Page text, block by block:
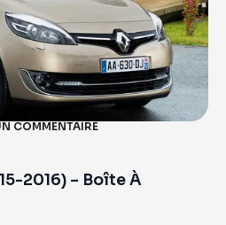
2016) – Boîte À
COMMENTAIRE